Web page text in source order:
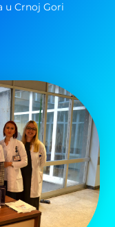
u Crnoj Gori